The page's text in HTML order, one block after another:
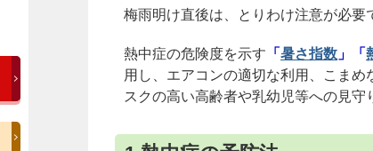
梅雨明け直後は、とりわけ注意が必要
熱中症の危険度を示す 「 暑さ指数 」「
用し、エアコンの適切な利用、こま
スクの高い高齢者や乳幼児等への見守